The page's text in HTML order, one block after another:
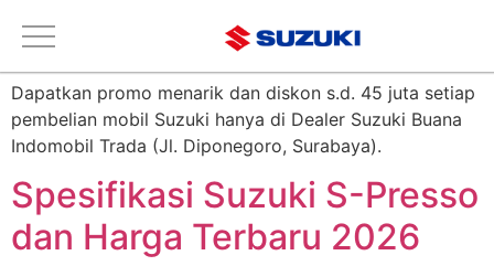
Tag: Suzuki S-Presso
Dapatkan promo menarik dan diskon s.d. 45 juta setiap
pembelian mobil Suzuki hanya di Dealer Suzuki Buana
Indomobil Trada (Jl. Diponegoro, Surabaya).
Spesifikasi Suzuki S-Presso
dan Harga Terbaru 2026